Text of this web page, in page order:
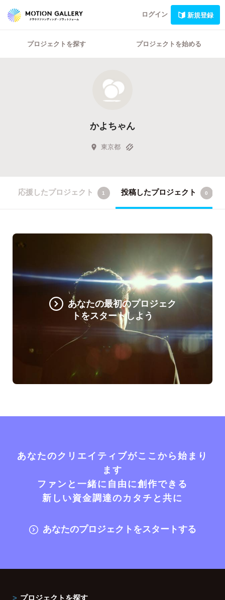
ログイン 新規登録
プロジェクトを探す プロジェクトを始める
かよちゃん
東京都
応援したプロジェクト 1 投稿したプロジェクト 0
あなたの最初のプロジェク
トをスタートしよう
あなたのクリエイティブがここから始まり
ます
ファンと一緒に自由に創作できる
新しい資金調達のカタチと共に
あなたのプロジェクトをスタートする
プロジェクトを探す